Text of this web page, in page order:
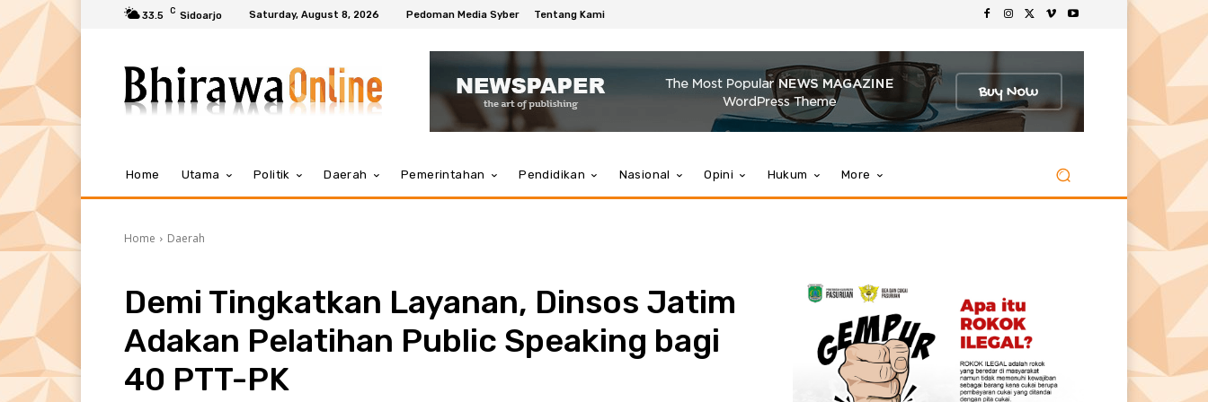
33.5 C Sidoarjo Saturday, August 8, 2026 Pedoman Media Syber Tentang Kami
Home Utama Politik Daerah Pemerintahan Pendidikan Nasional Opini Hukum More
Home Daerah
Demi Tingkatkan Layanan, Dinsos Jatim
Adakan Pelatihan Public Speaking bagi
40 PTT-PK